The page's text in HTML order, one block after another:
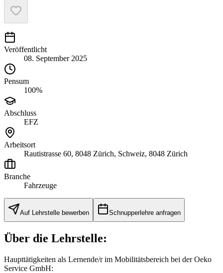
Veröffentlicht
08. September 2025
Pensum
100%
Abschluss
EFZ
Arbeitsort
Rautistrasse 60, 8048 Zürich, Schweiz, 8048 Zürich
Branche
Fahrzeuge
Auf Lehrstelle bewerben Schnupperlehre anfragen
Über die Lehrstelle:
Haupttätigkeiten als Lernende/r im Mobilitätsbereich bei der Oeko
Service GmbH: